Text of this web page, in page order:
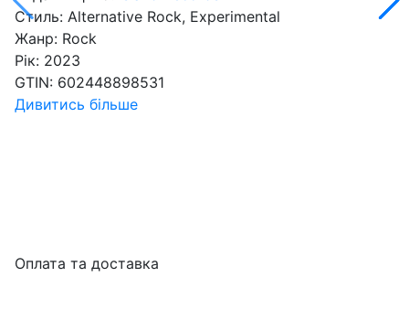
Стиль: Alternative Rock, Experimental
Жанр: Rock
Рік: 2023
GTIN: 602448898531
Дивитись більше
Оплата та доставка